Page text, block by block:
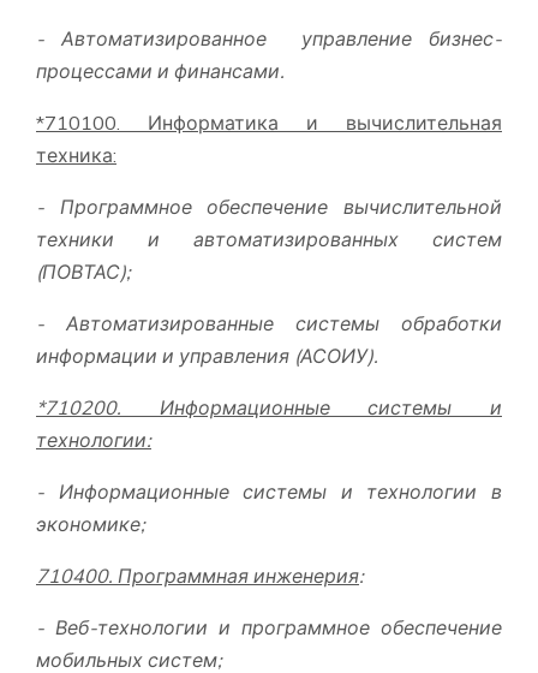
- Автоматизированное управление бизнес-
процессами и финансами.
*710100. Информатика и вычислительная
техника:
- Программное обеспечение вычислительной
техники и автоматизированных систем
(ПОВТАС);
- Автоматизированные системы обработки
информации и управления (АСОИУ).
*710200. Информационные системы и
технологии:
- Информационные системы и технологии в
экономике;
710400. Программная инженерия:
- Веб-технологии и программное обеспечение
мобильных систем;